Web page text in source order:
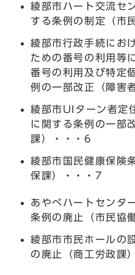
綾部市ハート交流セ
する条例の制定（市
綾部市行政手続にお
ための番号の利用等
番号の利用及び特定
例の一部改正（障害
綾部市UIターン者定
に関する条例の一部
課）・・・6
綾部市国民健康保険
保課）・・・7
あやべハートセンタ
条例の廃止（市民協
綾部市市民ホールの
の廃止（商工労政課